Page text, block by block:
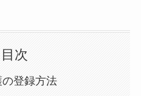
目次
登録方法